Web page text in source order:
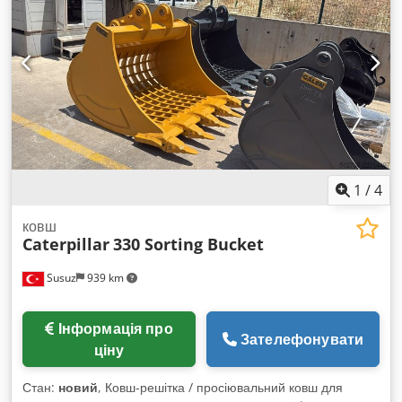
1 /4
Susuz 939 km
ковш
Caterpillar330 Sorting Bucket
ціну
Зателефонувати
Стан: новий, Ковш-решітка / просіювальний ковш для